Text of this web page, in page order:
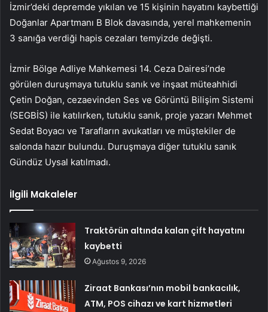
İzmir’deki depremde yıkılan ve 15 kişinin hayatını kaybettiği
Doğanlar Apartmanı B Blok davasında, yerel mahkemenin
3 sanığa verdiği hapis cezaları temyizde değişti.
İzmir Bölge Adliye Mahkemesi 14. Ceza Dairesi’nde
görülen duruşmaya tutuklu sanık ve inşaat müteahhidi
Çetin Doğan, cezaevinden Ses ve Görüntü Bilişim Sistemi
(SEGBİS) ile katılırken, tutuklu sanık, proje yazarı Mehmet
Sedat Boyacı ve Tarafların avukatları ve müştekiler de
salonda hazır bulundu. Duruşmaya diğer tutuklu sanık
Gündüz Uysal katılmadı.
İlgili Makaleler
Traktörün altında kalan çift hayatını
kaybetti
Ağustos 9, 2026
Ziraat Bankası’nın mobil bankacılık,
ATM, POS cihazı ve kart hizmetleri